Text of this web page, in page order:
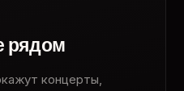
рядом
концерты,